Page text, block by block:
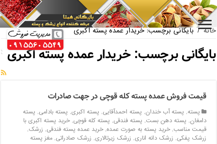
بازار فروش پسته اکبری بسته بندی
خانه / بایگانی برچسب: خریدار عمده پسته اکبری
بایگانی برچسب:خریدار عمده پسته اکبری
قیمت فروش عمده پسته کله قوچی در جهت صادرات
پسته, پسته آب خندان, پسته احمدآقایی, پسته اکبری, پسته بادامی, پسته
دامغان, پسته دهن بست, پسته فندقی, پسته کله قوچی,خرید پسته اکبری با
قیمت مناسب,خرید پسته به صورت عمده,خرید عمده پسته فندقی, زرشک,
زرشک پفکی, زرشک دانه اناری, زرشک زیرتالاری, زرشک صادراتی,مغز پسته